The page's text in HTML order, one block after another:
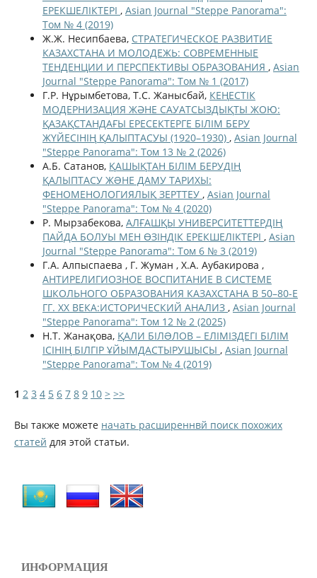
ЕРЕКШЕЛІКТЕРІ , Asian Journal "Steppe Panorama":
Том № 4 (2019)
Ж.Ж. Несипбаева, СТРАТЕГИЧЕСКОЕ РАЗВИТИЕ
КАЗАХСТАНА И МОЛОДЕЖЬ: СОВРЕМЕННЫЕ
ТЕНДЕНЦИИ И ПЕРСПЕКТИВЫ ОБРАЗОВАНИЯ , Asian
Journal "Steppe Panorama": Том № 1 (2017)
Г.Р. Нұрымбетова, Т.С. Жанысбай, КЕҢЕСТІК
МОДЕРНИЗАЦИЯ ЖӘНЕ САУАТСЫЗДЫҚТЫ ЖОЮ:
ҚАЗАҚСТАНДАҒЫ ЕРЕСЕКТЕРГЕ БІЛІМ БЕРУ
ЖҮЙЕСІНІҢ ҚАЛЫПТАСУЫ (1920–1930) , Asian Journal
"Steppe Panorama": Том 13 № 2 (2026)
А.Б. Сатанов, ҚАШЫҚТАН БІЛІМ БЕРУДІҢ
ҚАЛЫПТАСУ ЖƏНЕ ДАМУ ТАРИХЫ:
ФЕНОМЕНОЛОГИЯЛЫҚ ЗЕРТТЕУ , Asian Journal
"Steppe Panorama": Том № 4 (2020)
Р. Мырзабекова, АЛҒАШҚЫ УНИВЕРСИТЕТТЕРДІҢ
ПАЙДА БОЛУЫ МЕН ӨЗІНДІК ЕРЕКШЕЛІКТЕРІ , Asian
Journal "Steppe Panorama": Том 6 № 3 (2019)
Г.А. Алпыспаева , Г. Жуман , Х.А. Аубакирова ,
АНТИРЕЛИГИОЗНОЕ ВОСПИТАНИЕ В СИСТЕМЕ
ШКОЛЬНОГО ОБРАЗОВАНИЯ КАЗАХСТАНА В 50–80-Е
ГГ. ХХ ВЕКА:ИСТОРИЧЕСКИЙ АНАЛИЗ , Asian Journal
"Steppe Panorama": Том 12 № 2 (2025)
Н.Т. Жанақова, ҚАЛИ БІЛƏЛОВ – ЕЛІМІЗДЕГІ БІЛІМ
ІСІНІҢ БІЛГІР ҰЙЫМДАСТЫРУШЫСЫ , Asian Journal
"Steppe Panorama": Том № 4 (2019)
1 2 3 4 5 6 7 8 9 10 > >>
Вы также можете начать расширеннвй поиск похожих
статей для этой статьи.
ИНФОРМАЦИЯ